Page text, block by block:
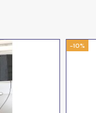
-10%